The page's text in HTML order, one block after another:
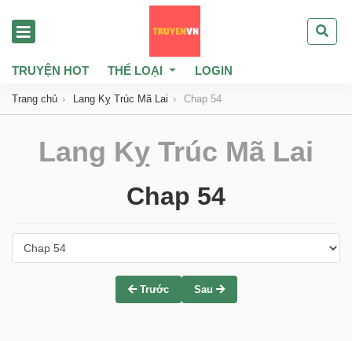
TRUYỆN HOT THỂ LOẠI LOGIN
Trang chủ Lang Kỵ Trúc Mã Lai Chap 54
Lang Kỵ Trúc Mã Lai
Chap 54
Trước Sau